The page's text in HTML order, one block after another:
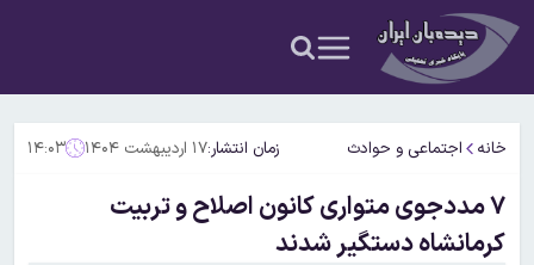
خانه اجتماعی و حوادث زمان انتشار:۱۷ اردیبهشت ۱۴۰۴ ۱۴:۰۳
۷ مددجوی متواری کانون اصلاح و تربیت
کرمانشاه دستگیر شدند